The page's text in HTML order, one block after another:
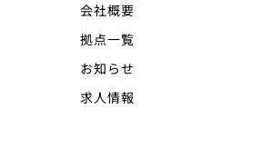
会社概要
拠点一覧
お知らせ
求人情報